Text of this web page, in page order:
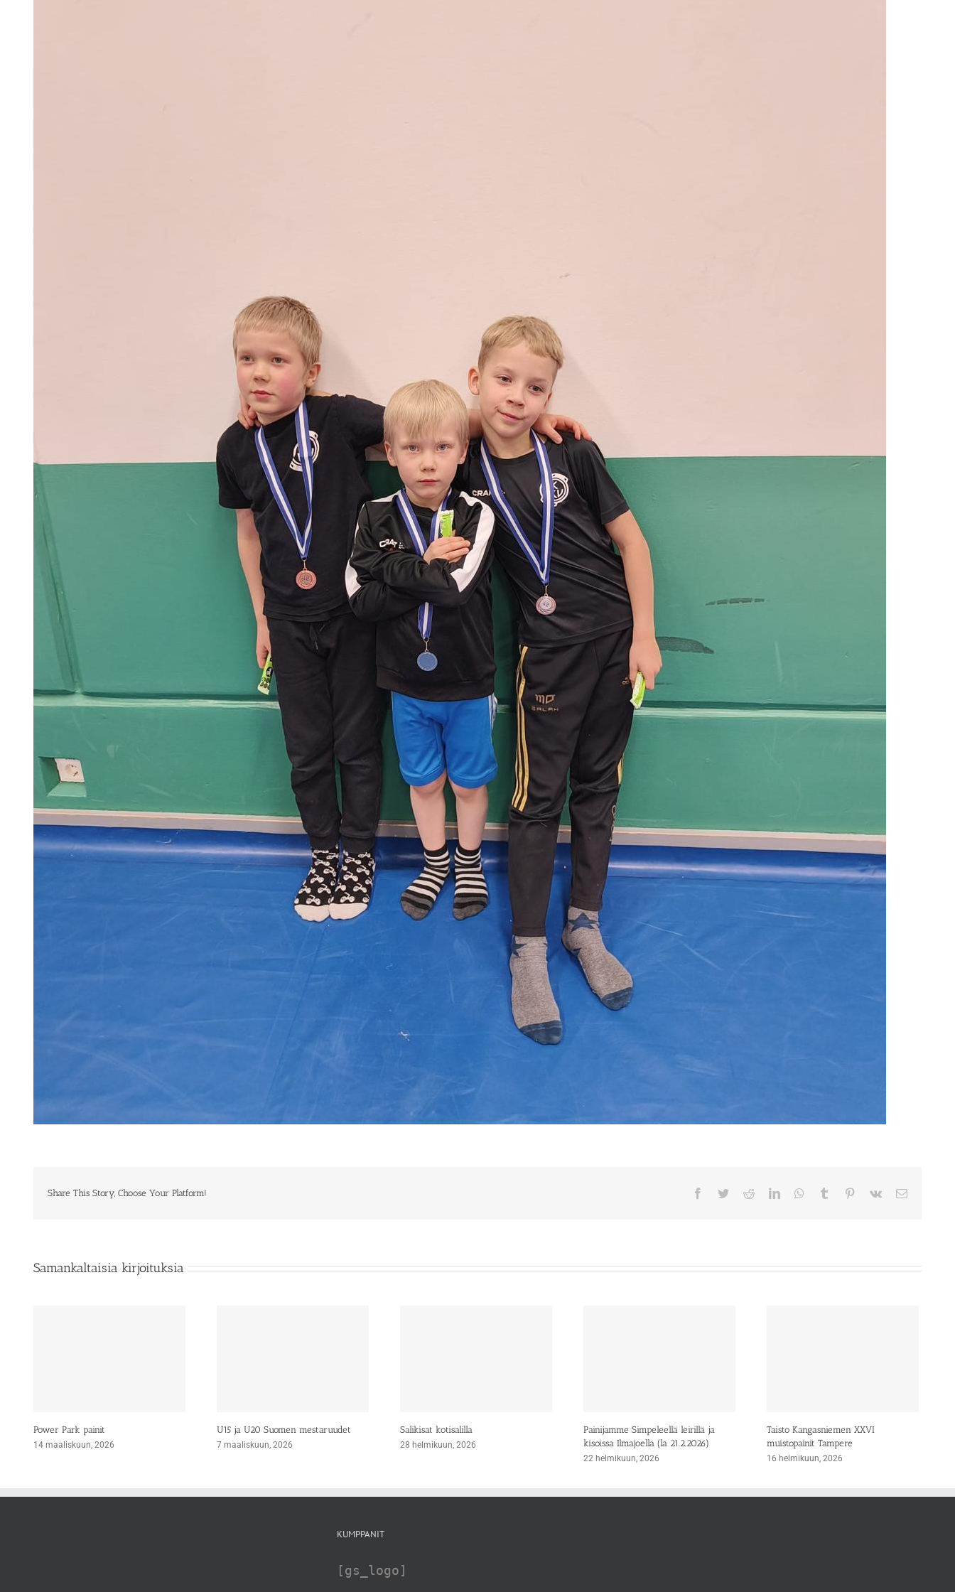
Share This Story, Choose Your Platform! Facebook
TwitterRedditLinkedInWhatsApp
Tumblr Pinterest
Vk
Samankaltaisia kirjoituksia
Power Park painit
14 maaliskuun, 2026
U15 ja U20 Suomen mestaruudet
7 maaliskuun, 2026
Salikisat kotisalilla
28 helmikuun, 2026
Painijamme Simpeleellä leirillä ja
kisoissa Ilmajoella (la 21.2.2026)
22 helmikuun, 2026
Taisto Kangasniemen XXVI
muistopainit Tampere
16 helmikuun, 2026
KUMPPANIT
[gs_logo]